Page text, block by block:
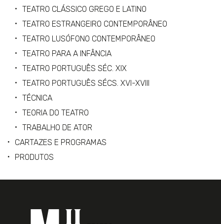
TEATRO CLÁSSICO GREGO E LATINO
TEATRO ESTRANGEIRO CONTEMPORÂNEO
TEATRO LUSÓFONO CONTEMPORÂNEO
TEATRO PARA A INFÂNCIA
TEATRO PORTUGUÊS SÉC. XIX
TEATRO PORTUGUÊS SÉCS. XVI-XVIII
TÉCNICA
TEORIA DO TEATRO
TRABALHO DE ATOR
CARTAZES E PROGRAMAS
PRODUTOS